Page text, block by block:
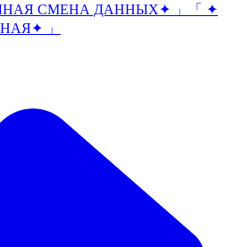
СМЕНА ДАННЫХ✦ 」「 ✦
」